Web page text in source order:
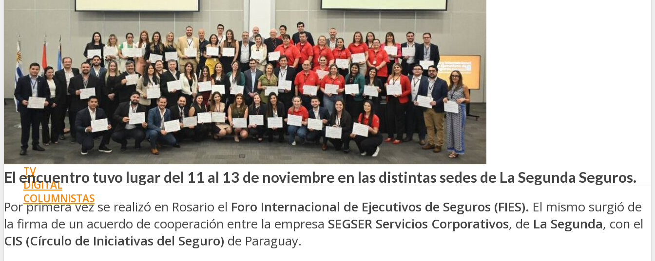
INESE – FÜTURE LATAM
INTERNACIONALES
AMÉRICA LATINA
ESTADOS UNIDOS
EUROPA
RESTO DEL MUNDO
PREVENCIÓN
MEDIOAMBIENTE
RIESGOS DEL TRABAJO
SALUD
SEGURIDAD
SEGURIDAD VIAL
TV
DIGITAL
COLUMNISTAS
ESTADÍSTICAS
El encuentro tuvo lugar del 11 al 13 de noviembre en las distintas sedes de La Segunda Seguros.
Por primera vez se realizó en Rosario el Foro Internacional de Ejecutivos de Seguros (FIES). El mismo surgió de
la firma de un acuerdo de cooperación entre la empresa SEGSER Servicios Corporativos, de La Segunda, con el
CIS (Círculo de Iniciativas del Seguro) de Paraguay.